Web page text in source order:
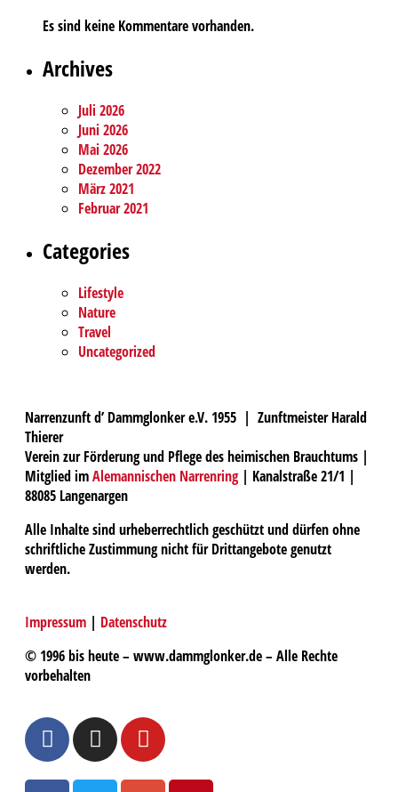
Es sind keine Kommentare vorhanden.
Archives
Juli 2026
Juni 2026
Mai 2026
Dezember 2022
März 2021
Februar 2021
Categories
Lifestyle
Nature
Travel
Uncategorized
Narrenzunft d’ Dammglonker e.V. 1955 | Zunftmeister Harald
Thierer
Verein zur Förderung und Pflege des heimischen Brauchtums |
Mitglied imAlemannischen Narrenring| Kanalstraße 21/1 |
88085 Langenargen
Alle Inhalte sind urheberrechtlich geschützt und dürfen ohne
schriftliche Zustimmung nicht für Drittangebote genutzt
werden.
Impressum | Datenschutz
© 1996 bis heute – www.dammglonker.de – Alle Rechte
vorbehalten